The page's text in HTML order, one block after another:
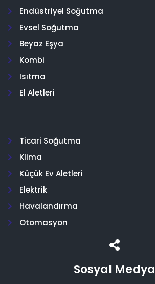
Endüstriyel Soğutma
Evsel Soğutma
Beyaz Eşya
Kombi
Isıtma
El Aletleri
Ticari Soğutma
Klima
Küçük Ev Aletleri
Elektrik
Havalandırma
Otomasyon
Sosyal Medya